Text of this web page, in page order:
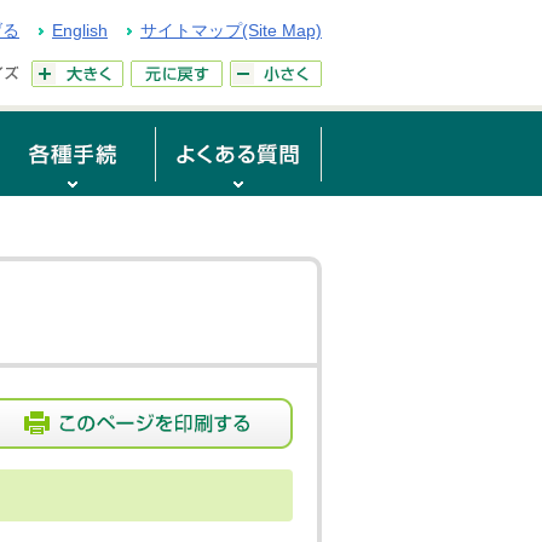
English サイトマップ(Site Map)